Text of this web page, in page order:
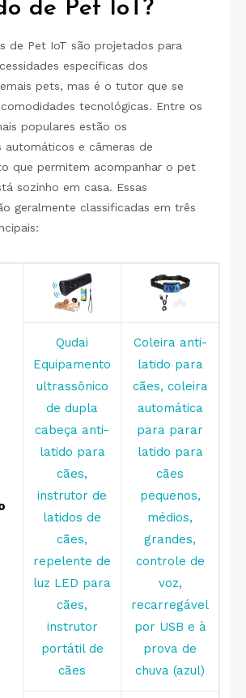
de Pet IoT?
de Pet IoT são projetados para
específicas dos
pets, mas é o tutor que se
tecnológicas. Entre os
populares estão os
automáticos e câmeras de
que permitem acompanhar o pet
sozinho em casa. Essas
geralmente classificadas em três
Qudai
Equipamento
ultrassônico
de dupla
cabeça anti-
latido para
cães,
instrutor de
latidos de
cães,
repelente de
luz LED para
cães,
instrutor
portátil de
cães
Coleira anti-
latido para
cães, coleira
automática
para parar
latido para
cães
pequenos,
médios,
grandes,
controle de
voz,
recarregável
por USB e à
prova de
chuva (azul)